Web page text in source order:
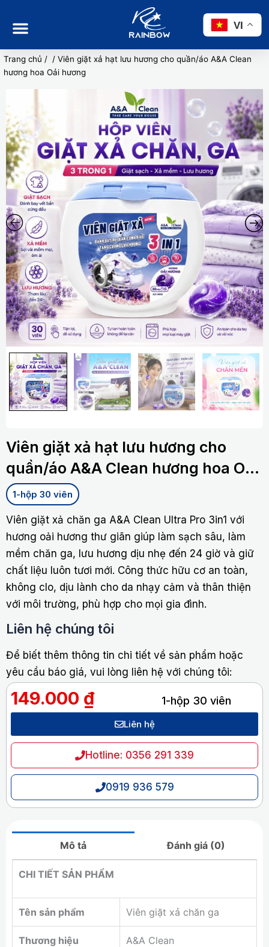
dung
Trang chủ / / Viên giặt xả hạt lưu hương cho quần/áo A&A Clean
hương hoa Oải hương
Viên giặt xả hạt lưu hương cho
quần/áo A&A Clean hương hoa Oải
hương
1-hộp 30 viên
Viên giặt xả chăn ga A&A Clean Ultra Pro 3in1 với
hương oải hương thư giãn giúp làm sạch sâu, làm
mềm chăn ga, lưu hương dịu nhẹ đến 24 giờ và giữ
chất liệu luôn tươi mới. Công thức hữu cơ an toàn,
không clo, dịu lành cho da nhạy cảm và thân thiện
với môi trường, phù hợp cho mọi gia đình.
Liên hệ chúng tôi
Để biết thêm thông tin chi tiết về sản phẩm hoặc
yêu cầu báo giá, vui lòng liên hệ với chúng tôi:
149.000 ₫ 1-hộp 30 viên
Liên hệ
Hotline: 0356 291 339
0919 936 579
Mô tả Đánh giá (0)
CHI TIẾT SẢN PHẨM
Tên sản phẩm Viên giặt xả chăn ga
Thương hiệu A&A Clean
VI